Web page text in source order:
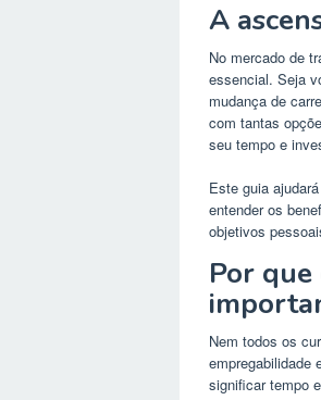
A
No mercado de
essencial. Seja
mudança de
com tantas
seu tempo e
Este guia
entender os
objetivos
Por
Nem todos os
empregabilidade
significar tempo